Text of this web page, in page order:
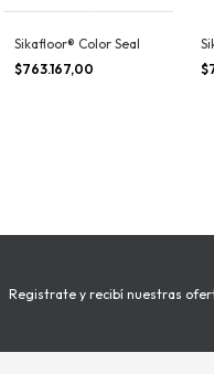
Sikafloor® Color Seal
$763.167,00
Registrate y recibí nuestras